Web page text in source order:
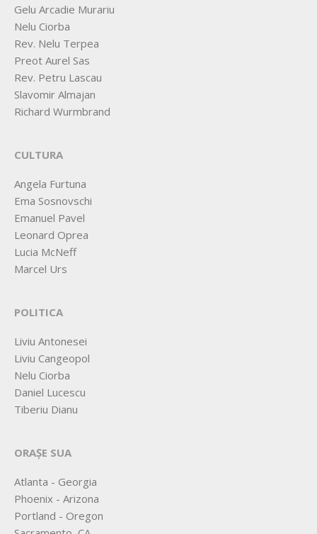
Gelu Arcadie Murariu
Nelu Ciorba
Rev. Nelu Terpea
Preot Aurel Sas
Rev. Petru Lascau
Slavomir Almajan
Richard Wurmbrand
CULTURA
Angela Furtuna
Ema Sosnovschi
Emanuel Pavel
Leonard Oprea
Lucia McNeff
Marcel Urs
POLITICA
Liviu Antonesei
Liviu Cangeopol
Nelu Ciorba
Daniel Lucescu
Tiberiu Dianu
ORAȘE SUA
Atlanta - Georgia
Phoenix - Arizona
Portland - Oregon